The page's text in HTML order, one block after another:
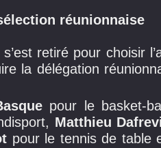
réunionnaise
retiré pour choisir
la délégation
pour le basket-
Matthieu
pour le tennis de table